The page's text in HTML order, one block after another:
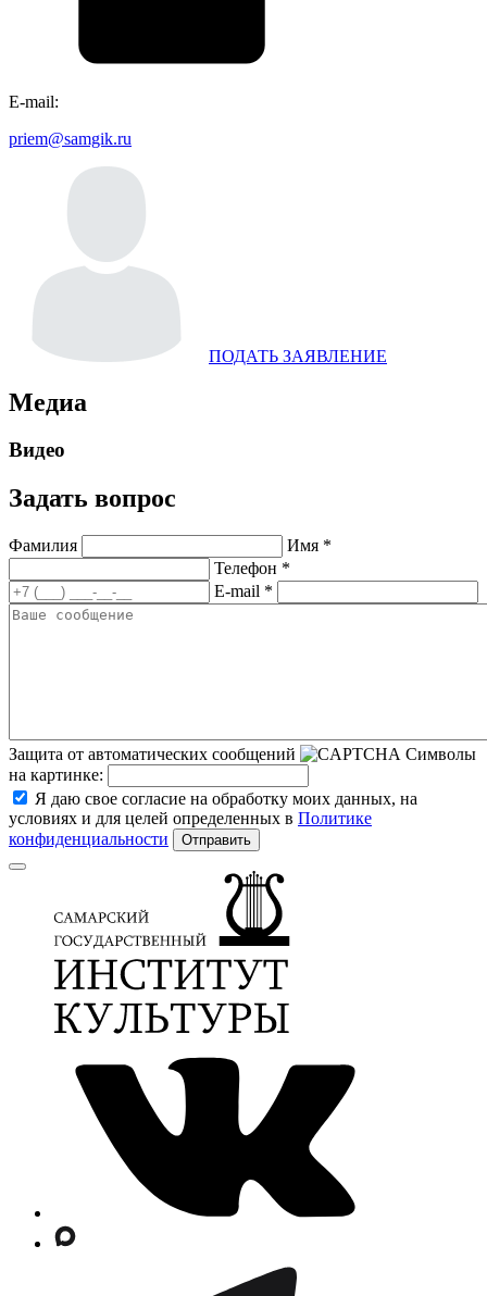
Е-mail:
priem@samgik.ru
ПОДАТЬ ЗАЯВЛЕНИЕ
Медиа
Видео
Задать вопрос
Фамилия
Имя *
Телефон *
E-mail *
Защита от автоматических сообщений
Символы
на картинке:
Я даю свое согласие на обработку моих данных, на
условиях и для целей определенных в Политике
конфиденциальности